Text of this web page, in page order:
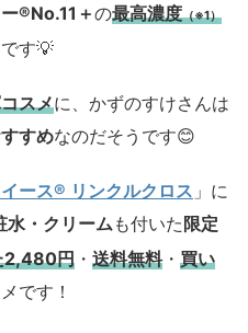
®No.11＋の最高濃度（※1）
す💡
スメに、かずのすけさんは
すめなのだそうです😊
ース® リンクルクロス 」に
水・クリームも付いた限定
2,480円 ・ 送料無料・ 買い
です！